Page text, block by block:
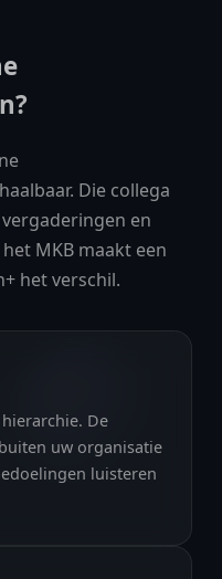
Die collega
en
MKB maakt een
het verschil.
De
uw organisatie
luisteren